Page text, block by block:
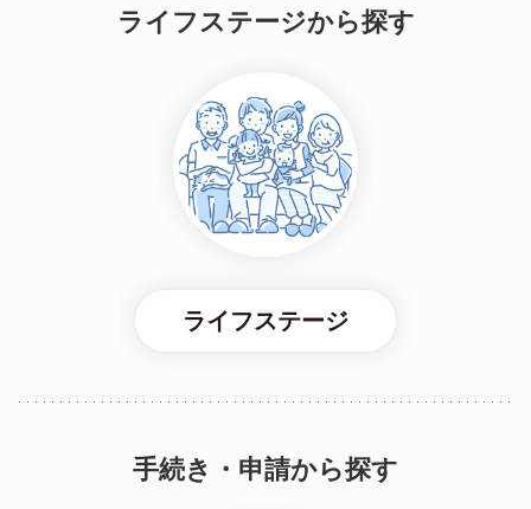
ライフステージから探す
ライフステージ
手続き・申請から探す